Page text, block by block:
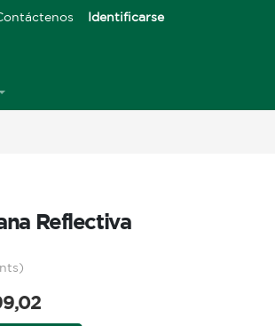
Identificarse
Reflectiva